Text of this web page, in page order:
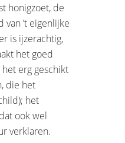
honigzoet, de
’t eigenlijke
is ijzerachtig,
het goed
erg geschikt
die het
het
ook wel
verklaren.